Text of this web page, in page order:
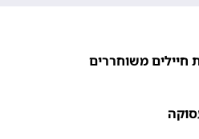
חיילים משוחררים